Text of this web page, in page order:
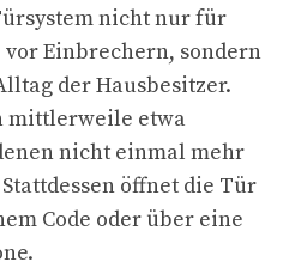
nicht nur für
Einbrechern, sondern
der Hausbesitzer.
mittlerweile etwa
nicht einmal mehr
öffnet die Tür
Code oder über eine